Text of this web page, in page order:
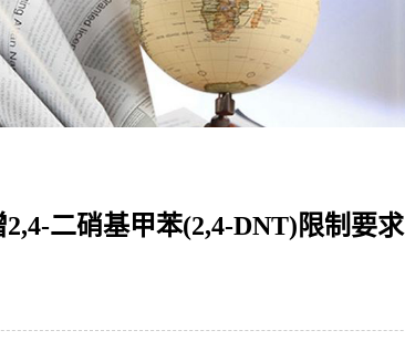
二硝基甲苯(2,4-DNT)限制要求